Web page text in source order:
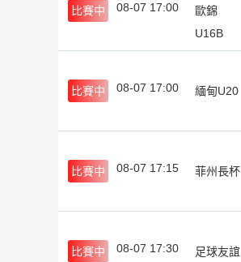
比賽中 08-07 17:00
歐錦
U16B
比賽中 08-07 17:00 緬甸U20
比賽中 08-07 17:15 菲州長杯
比賽中 08-07 17:30
足球友誼